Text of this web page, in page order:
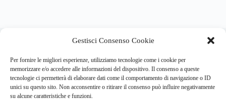
Gestisci Consenso Cookie
Per fornire le migliori esperienze, utilizziamo tecnologie come i cookie per
memorizzare e/o accedere alle informazioni del dispositivo. Il consenso a queste
tecnologie ci permetterà di elaborare dati come il comportamento di navigazione o ID
unici su questo sito. Non acconsentire o ritirare il consenso può influire negativamente
su alcune caratteristiche e funzioni.
psicologia e salute mentale.
Address:
VIA USODIMARE 3 - 37138 - VERONA (VR)